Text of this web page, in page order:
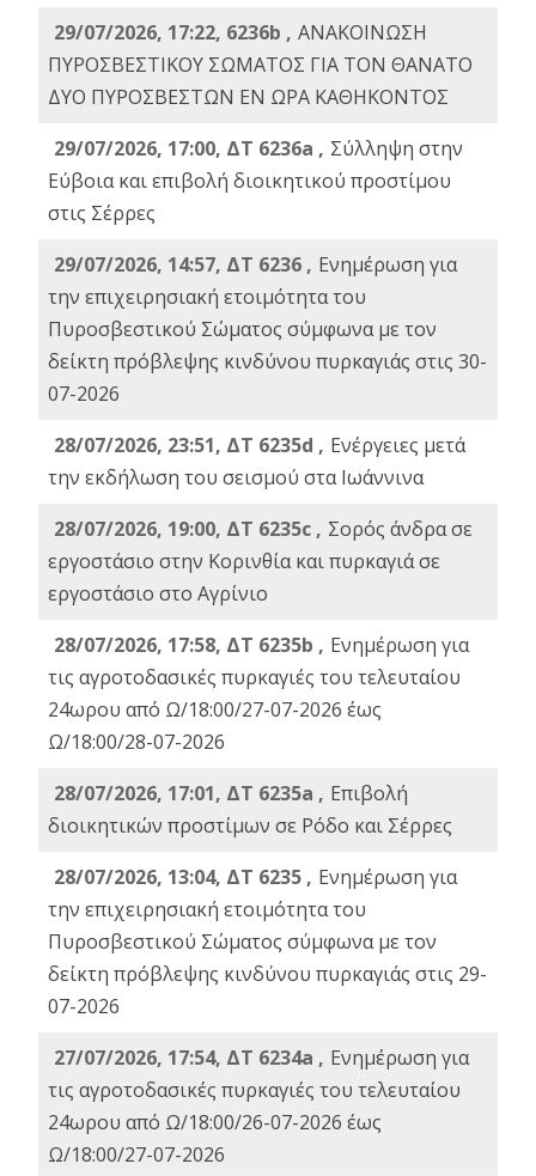
29/07/2026, 17:22, 6236b , ΑΝΑΚΟΙΝΩΣΗ
ΠΥΡΟΣΒΕΣΤΙΚΟΥ ΣΩΜΑΤΟΣ ΓΙΑ ΤΟΝ ΘΑΝΑΤΟ
ΔΥΟ ΠΥΡΟΣΒΕΣΤΩΝ ΕΝ ΩΡΑ ΚΑΘΗΚΟΝΤΟΣ
29/07/2026, 17:00, ΔΤ 6236a , Σύλληψη στην
Εύβοια και επιβολή διοικητικού προστίμου
στις Σέρρες
29/07/2026, 14:57, ΔΤ 6236 , Ενημέρωση για
την επιχειρησιακή ετοιμότητα του
Πυροσβεστικού Σώματος σύμφωνα με τον
δείκτη πρόβλεψης κινδύνου πυρκαγιάς στις 30-
07-2026
28/07/2026, 23:51, ΔΤ 6235d , Ενέργειες μετά
την εκδήλωση του σεισμού στα Ιωάννινα
28/07/2026, 19:00, ΔΤ 6235c , Σορός άνδρα σε
εργοστάσιο στην Κορινθία και πυρκαγιά σε
εργοστάσιο στο Αγρίνιο
28/07/2026, 17:58, ΔΤ 6235b , Ενημέρωση για
τις αγροτοδασικές πυρκαγιές του τελευταίου
24ωρου από Ω/18:00/27-07-2026 έως
Ω/18:00/28-07-2026
28/07/2026, 17:01, ΔΤ 6235a , Eπιβολή
διοικητικών προστίμων σε Ρόδο και Σέρρες
28/07/2026, 13:04, ΔΤ 6235 , Ενημέρωση για
την επιχειρησιακή ετοιμότητα του
Πυροσβεστικού Σώματος σύμφωνα με τον
δείκτη πρόβλεψης κινδύνου πυρκαγιάς στις 29-
07-2026
27/07/2026, 17:54, ΔΤ 6234a , Ενημέρωση για
τις αγροτοδασικές πυρκαγιές του τελευταίου
24ωρου από Ω/18:00/26-07-2026 έως
Ω/18:00/27-07-2026